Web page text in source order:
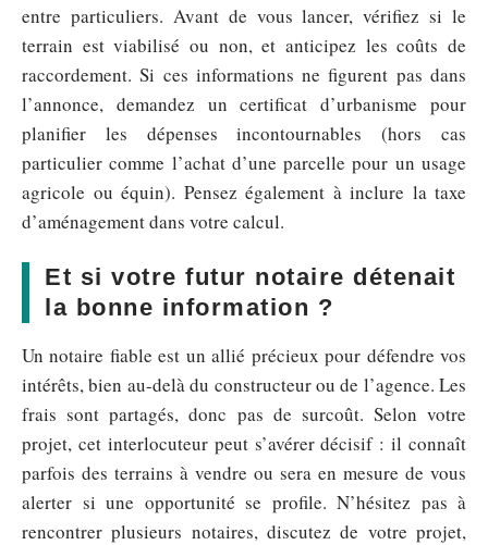
entre particuliers. Avant de vous lancer, vérifiez si le
terrain est viabilisé ou non, et anticipez les coûts de
raccordement. Si ces informations ne figurent pas dans
l’annonce, demandez un certificat d’urbanisme pour
planifier les dépenses incontournables (hors cas
particulier comme l’achat d’une parcelle pour un usage
agricole ou équin). Pensez également à inclure la taxe
d’aménagement dans votre calcul.
Et si votre futur notaire détenait
la bonne information ?
Un notaire fiable est un allié précieux pour défendre vos
intérêts, bien au-delà du constructeur ou de l’agence. Les
frais sont partagés, donc pas de surcoût. Selon votre
projet, cet interlocuteur peut s’avérer décisif : il connaît
parfois des terrains à vendre ou sera en mesure de vous
alerter si une opportunité se profile. N’hésitez pas à
rencontrer plusieurs notaires, discutez de votre projet,